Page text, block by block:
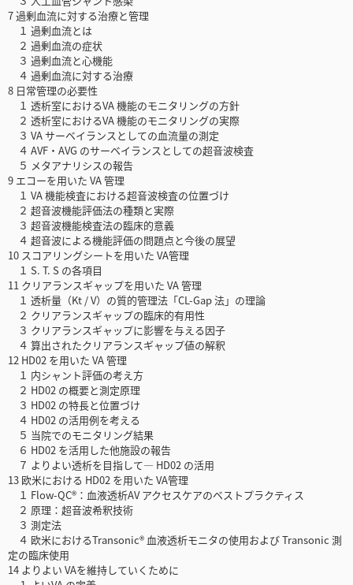
7 過剰血流に対する治療と管理
１ 過剰血流とは
２ 過剰血流の症状
３ 過剰血流と心機能
４ 過剰血流に対する治療
8 日常管理の必要性
１ 透析室におけるVA 機能のモニタリングの方針
２ 透析室におけるVA 機能のモニタリングの実際
３ VA サーベイランスとしての血流量の測定
４ AVF・AVG のサーベイランスとしての超音波検査
５ メタアナリシスの報告
9 エコーを用いた VA 管理
１ VA 機能検査における超音波検査の位置づけ
２ 超音波機能評価法の種類と実際
３ 超音波機能検査法の臨床的意義
４ 超音波による機能評価の問題点と今後の展望
10 スコアリングシートを用いた VA管理
１ S. T. S の各項目
11 クリアランスギャップを用いた VA 管理
１ 透析量（Kt / V）の質的管理法「CL-Gap 法」の理論
２ クリアランスギャップの臨床的有用性
３ クリアランスギャップに影響を与える因子
４ 算出されたクリアランスギャップ値の解釈
12 HD02 を用いた VA 管理
１ 内シャント評価の考え方
２ HD02 の概要と測定原理
３ HD02 の特長と位置づけ
４ HD02 の活用例を考える
５ 当院でのモニタリング結果
６ HD02 を活用した他施設の報告
７ よりよい透析を目指して― HD02 の活用
13 欧米における HD02 を用いた VA管理
１ Flow-QC®：血液透析AV アクセスケアのベストプラクティス
２ 原理：超音波希釈技術
３ 測定法
４ 欧米におけるTransonic® 血液透析モニタの使用および Transonic 測
定の臨床使用
14 よりよい VAを維持していくために